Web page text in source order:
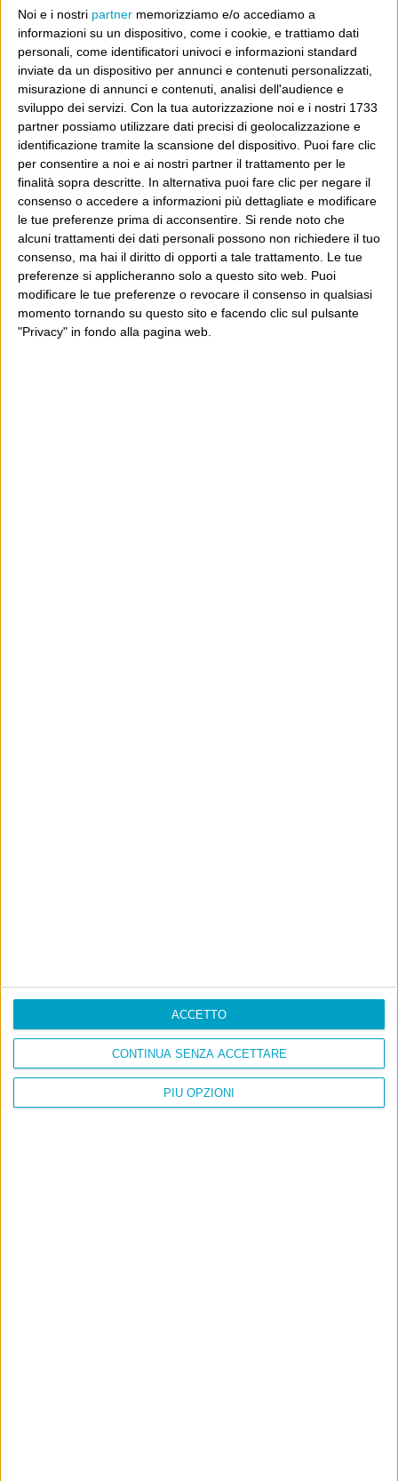
Noi e i nostri partner memorizziamo e/o accediamo a
informazioni su un dispositivo, come i cookie, e trattiamo dati
personali, come identificatori univoci e informazioni standard
inviate da un dispositivo per annunci e contenuti personalizzati,
misurazione di annunci e contenuti, analisi dell'audience e
sviluppo dei servizi. Con la tua autorizzazione noi e i nostri 1733
partner possiamo utilizzare dati precisi di geolocalizzazione e
identificazione tramite la scansione del dispositivo. Puoi fare clic
per consentire a noi e ai nostri partner il trattamento per le
finalità sopra descritte. In alternativa puoi fare clic per negare il
consenso o accedere a informazioni più dettagliate e modificare
le tue preferenze prima di acconsentire. Si rende noto che
alcuni trattamenti dei dati personali possono non richiedere il tuo
consenso, ma hai il diritto di opporti a tale trattamento. Le tue
preferenze si applicheranno solo a questo sito web. Puoi
modificare le tue preferenze o revocare il consenso in qualsiasi
momento tornando su questo sito e facendo clic sul pulsante
"Privacy" in fondo alla pagina web.
PIÙ OPZIONI
CONTINUA SENZA ACCETTARE
ACCETTO
In attesa di giudizio Gli ultimi saranno i primi
E per i regali di Natale